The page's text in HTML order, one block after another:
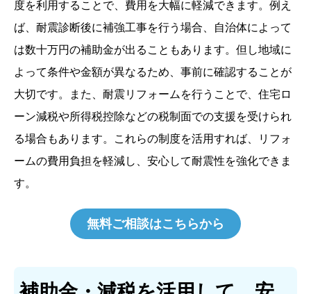
度を利用することで、費用を大幅に軽減できます。例え
ば、耐震診断後に補強工事を行う場合、自治体によって
は数十万円の補助金が出ることもあります。但し地域に
よって条件や金額が異なるため、事前に確認することが
大切です。また、耐震リフォームを行うことで、住宅ロ
ーン減税や所得税控除などの税制面での支援を受けられ
る場合もあります。これらの制度を活用すれば、リフォ
ームの費用負担を軽減し、安心して耐震性を強化できま
す。
無料ご相談はこちらから